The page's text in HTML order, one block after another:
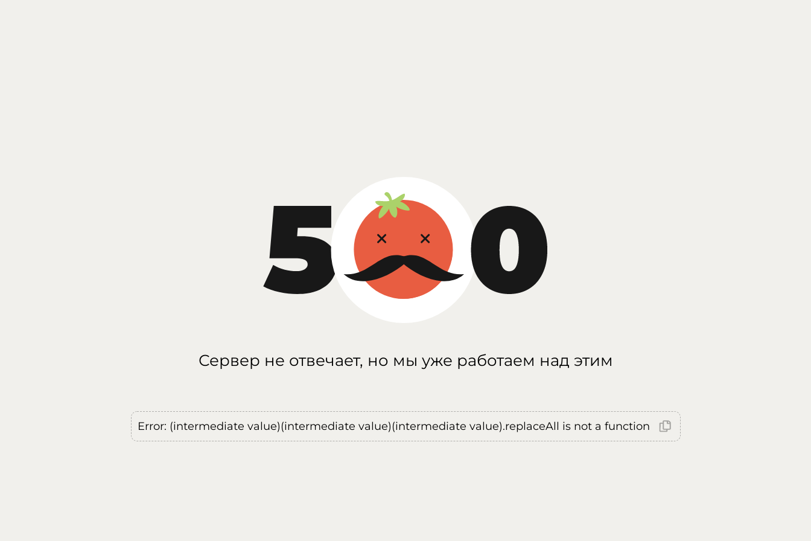
Сервер не отвечает, но мы уже работаем над этим
Error: (intermediate value)(intermediate value)(intermediate value).replaceAll is not a function